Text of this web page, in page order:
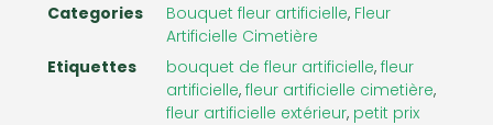
Categories
Bouquet fleur artificielle, Fleur
Artificielle Cimetière
Etiquettes
bouquet de fleur artificielle, fleur
artificielle, fleur artificielle cimetière,
fleur artificielle extérieur, petit prix